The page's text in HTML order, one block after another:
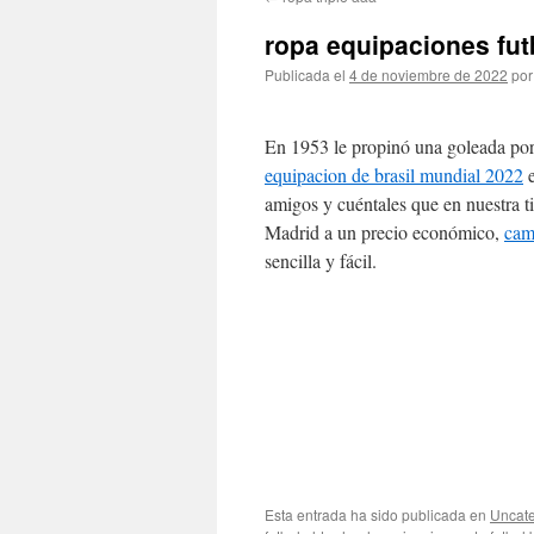
contenido
ropa equipaciones
Publicada el 4 de noviembre de 2022 por
En 1953 le propinó una goleada
equipacion de brasil mundial 2022
amigos y cuéntales que en nuestra
Madrid a un precio económico,
sencilla y fácil.
Esta entrada ha sido publicada en